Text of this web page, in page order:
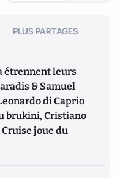
PLUS PARTAGES
étrennent leurs
& Samuel
di Caprio
brukini, Cristiano
joue du